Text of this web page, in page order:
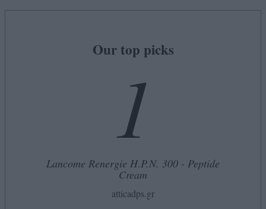
Our top picks
1
Lancome Renergie H.P.N. 300 - Peptide
Cream
atticadps.gr